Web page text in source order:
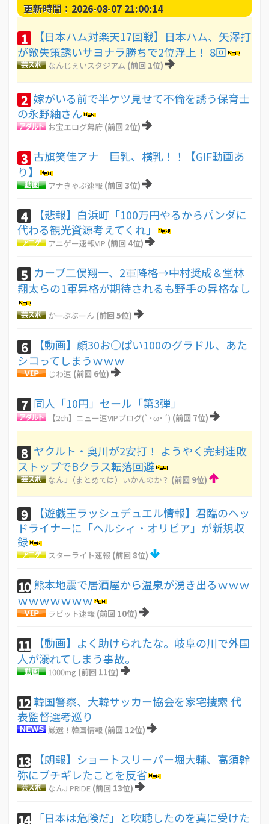
更新時間：2026-08-07 21:00:14
1
【日本ハム対楽天17回戦】日本ハム、矢澤打
が敵失策誘いサヨナラ勝ちで2位浮上！ 8回
なんじぇいスタジアム (前回 1位)
2 嫁がいる前で半ケツ見せて不倫を誘う保育士
の永野紬さん
お宝エログ幕府 (前回 2位)
3 古旗笑佳アナ 巨乳、横乳！！【GIF動画あ
り】
アナきゃぷ速報 (前回 3位)
4
【悲報】白浜町「100万円やるからパンダに
代わる観光資源考えてくれ」
アニゲー速報VIP (前回 4位)
5 カープ二俣翔一、2軍降格→中村奨成＆堂林
翔太らの1軍昇格が期待されるも野手の昇格なし
かーぷぶーん (前回 5位)
6
【動画】顔30お○ぱい100のグラドル、あた
シコってしまうｗｗｗ
じわ速 (前回 6位)
7 同人「10円」セール「第3弾」
【2ch】ニュー速VIPブログ(`･ω･´) (前回 7位)
8 ヤクルト・奥川が2安打！ ようやく完封連敗
ストップでBクラス転落回避
なんJ（まとめては）いかんのか？ (前回 9位)
9
【遊戯王ラッシュデュエル情報】君臨のヘッ
ドライナーに「ヘルシィ・オリビア」が新規収
録
スターライト速報 (前回 8位)
10 熊本地震で居酒屋から温泉が湧き出るｗｗｗ
ｗｗｗｗｗｗｗ
ラビット速報 (前回 10位)
11
【動画】よく助けられたな。岐阜の川で外国
人が溺れてしまう事故。
1000mg (前回 11位)
12韓国警察、大韓サッカー協会を家宅捜索 代
表監督選考巡り
厳選！韓国情報 (前回 12位)
13
【朗報】ショートスリーパー堀大輔、高須幹
弥にブチギレたことを反省
なんJ PRIDE (前回 13位)
14 「日本は危険だ」と吹聴したのを真に受けた